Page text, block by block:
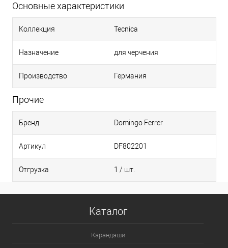
Основные характеристики
Коллекция Tecnica
Назначение для черчения
Производство Германия
Прочие
Бренд Domingo Ferrer
Артикул DF802201
Отгрузка 1 / шт.
Каталог
Карандаши